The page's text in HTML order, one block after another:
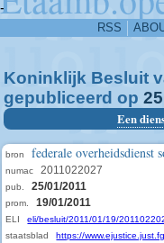
-
RSS
Koninklijk Besluit
gepubliceerd op 25
Een
bron federale overheidsdienst
numac 2011022027
pub. 25/01/2011
prom. 19/01/2011
ELI
eli/besluit/2011/01/19/
staatsblad
https://